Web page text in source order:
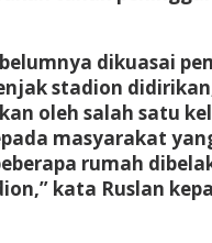
dikuasai
stadion
oleh salah satu
masyarakat
rumah
kata Ruslan